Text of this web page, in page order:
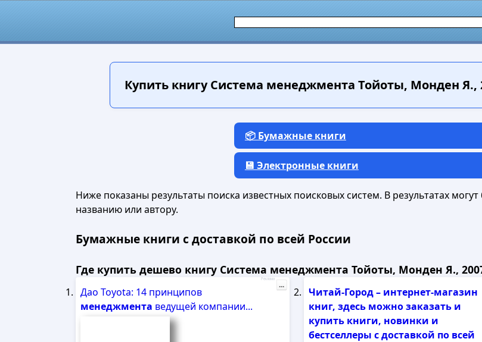
Купить книгуСистема менеджмента Тойоты, Монден Я.,
📦 Бумажные книги
💾 Электронные книги
Ниже показаны результаты поиска известных поисковых систем. В результатах
названию или автору.
Бумажные книги с доставкой по всей России
Где купить дешево книгу Система менеджмента Тойоты, Монден Я.,
Дао Toyota: 14 принципов
менеджмента ведущей компании...
Реклама
...
Читай-Город – интернет-магазин
книг, здесь можно заказать и
купить книги, новинки и
бестселлеры с доставкой по всей